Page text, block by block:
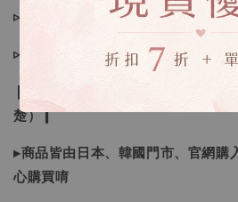
▹現貨商品１～３日內寄出
▹預購商品７～２１日（不含假日）
❙ 本賣場不接受下標後要求取消訂
楚）❙
▸商品皆由日本、韓國門市、官網購
心購買唷